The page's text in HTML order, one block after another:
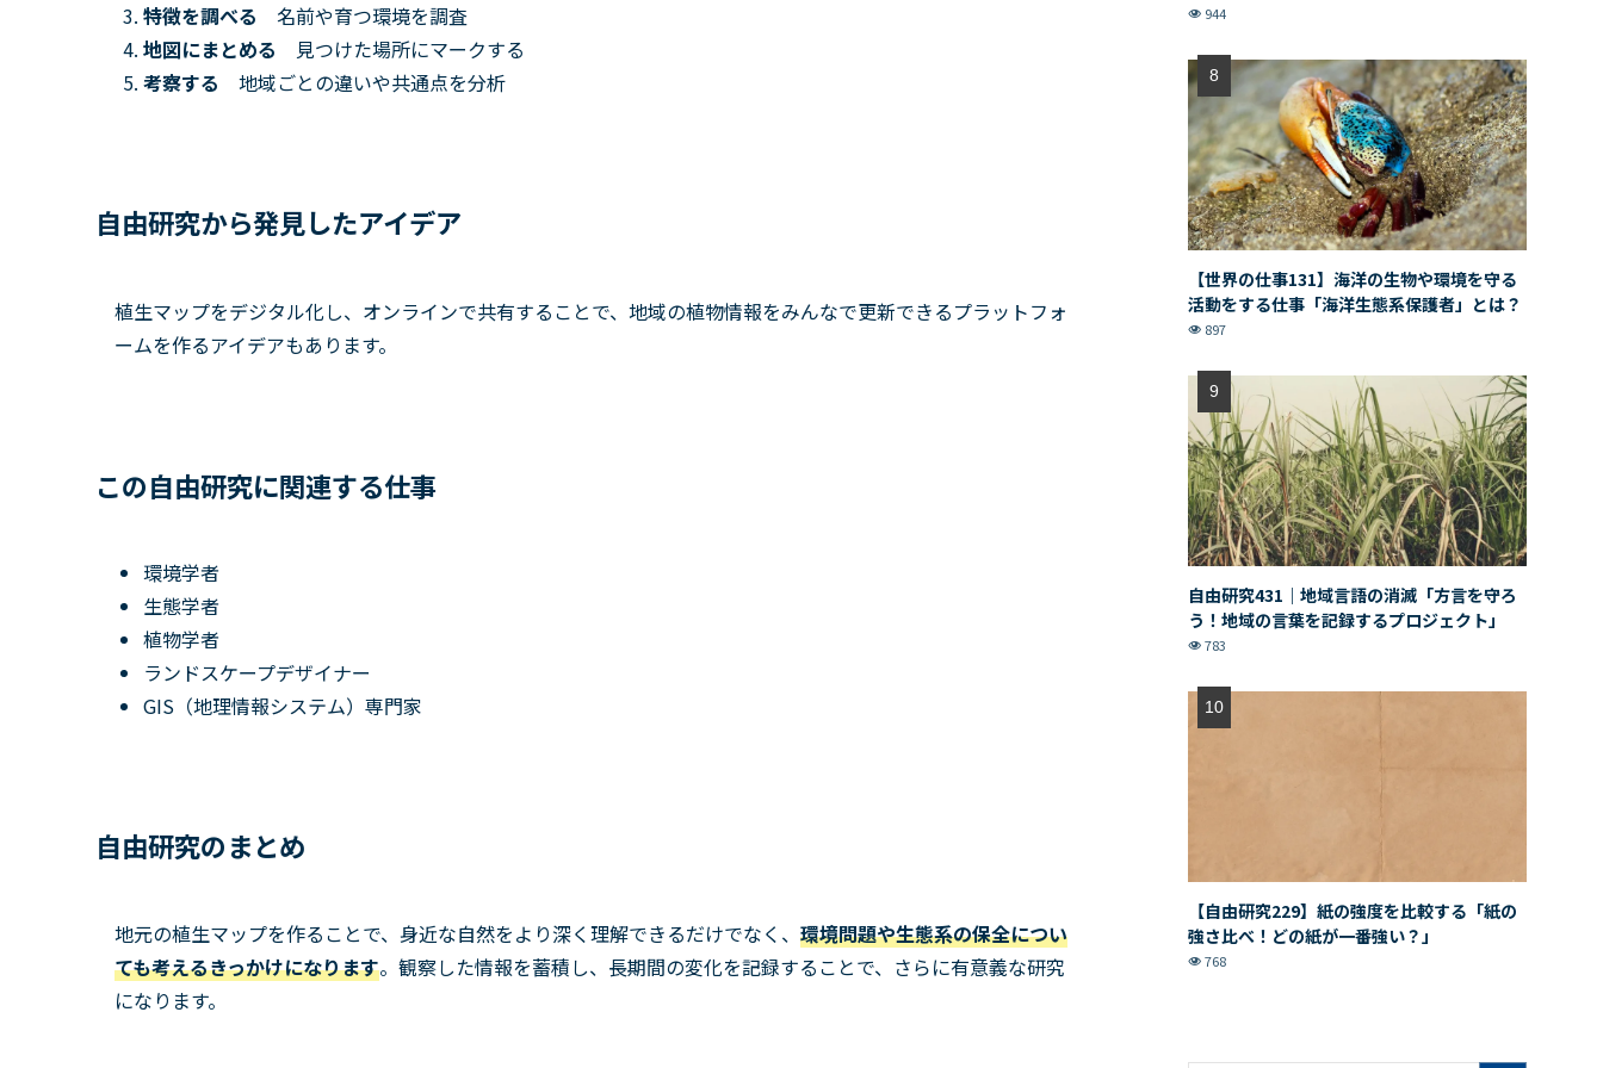
特徴を調べる 名前や育つ環境を調査
地図にまとめる 見つけた場所にマークする
考察する 地域ごとの違いや共通点を分析
自由研究から発見したアイデア
植生マップをデジタル化し、オンラインで共有することで、地域の植物情報をみんなで更新できるプラットフォ
ームを作るアイデアもあります。
この自由研究に関連する仕事
環境学者
生態学者
植物学者
ランドスケープデザイナー
GIS（地理情報システム）専門家
自由研究のまとめ
地元の植生マップを作ることで、身近な自然をより深く理解できるだけでなく、 環境問題や生態系の保全につい
ても考えるきっかけになります。観察した情報を蓄積し、長期間の変化を記録することで、さらに有意義な研究
になります。
944
【世界の仕事131】海洋の生物や環境を守る
活動をする仕事「海洋生態系保護者」とは？
897
自由研究431｜地域言語の消滅「方言を守ろ
う！地域の言葉を記録するプロジェクト」
783
【自由研究229】紙の強度を比較する「紙の
強さ比べ！どの紙が一番強い？」
768